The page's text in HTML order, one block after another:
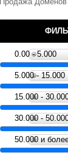
0.00 - 5.000
5.000 - 15.000
15.000 -
30.000 -
50.000 и